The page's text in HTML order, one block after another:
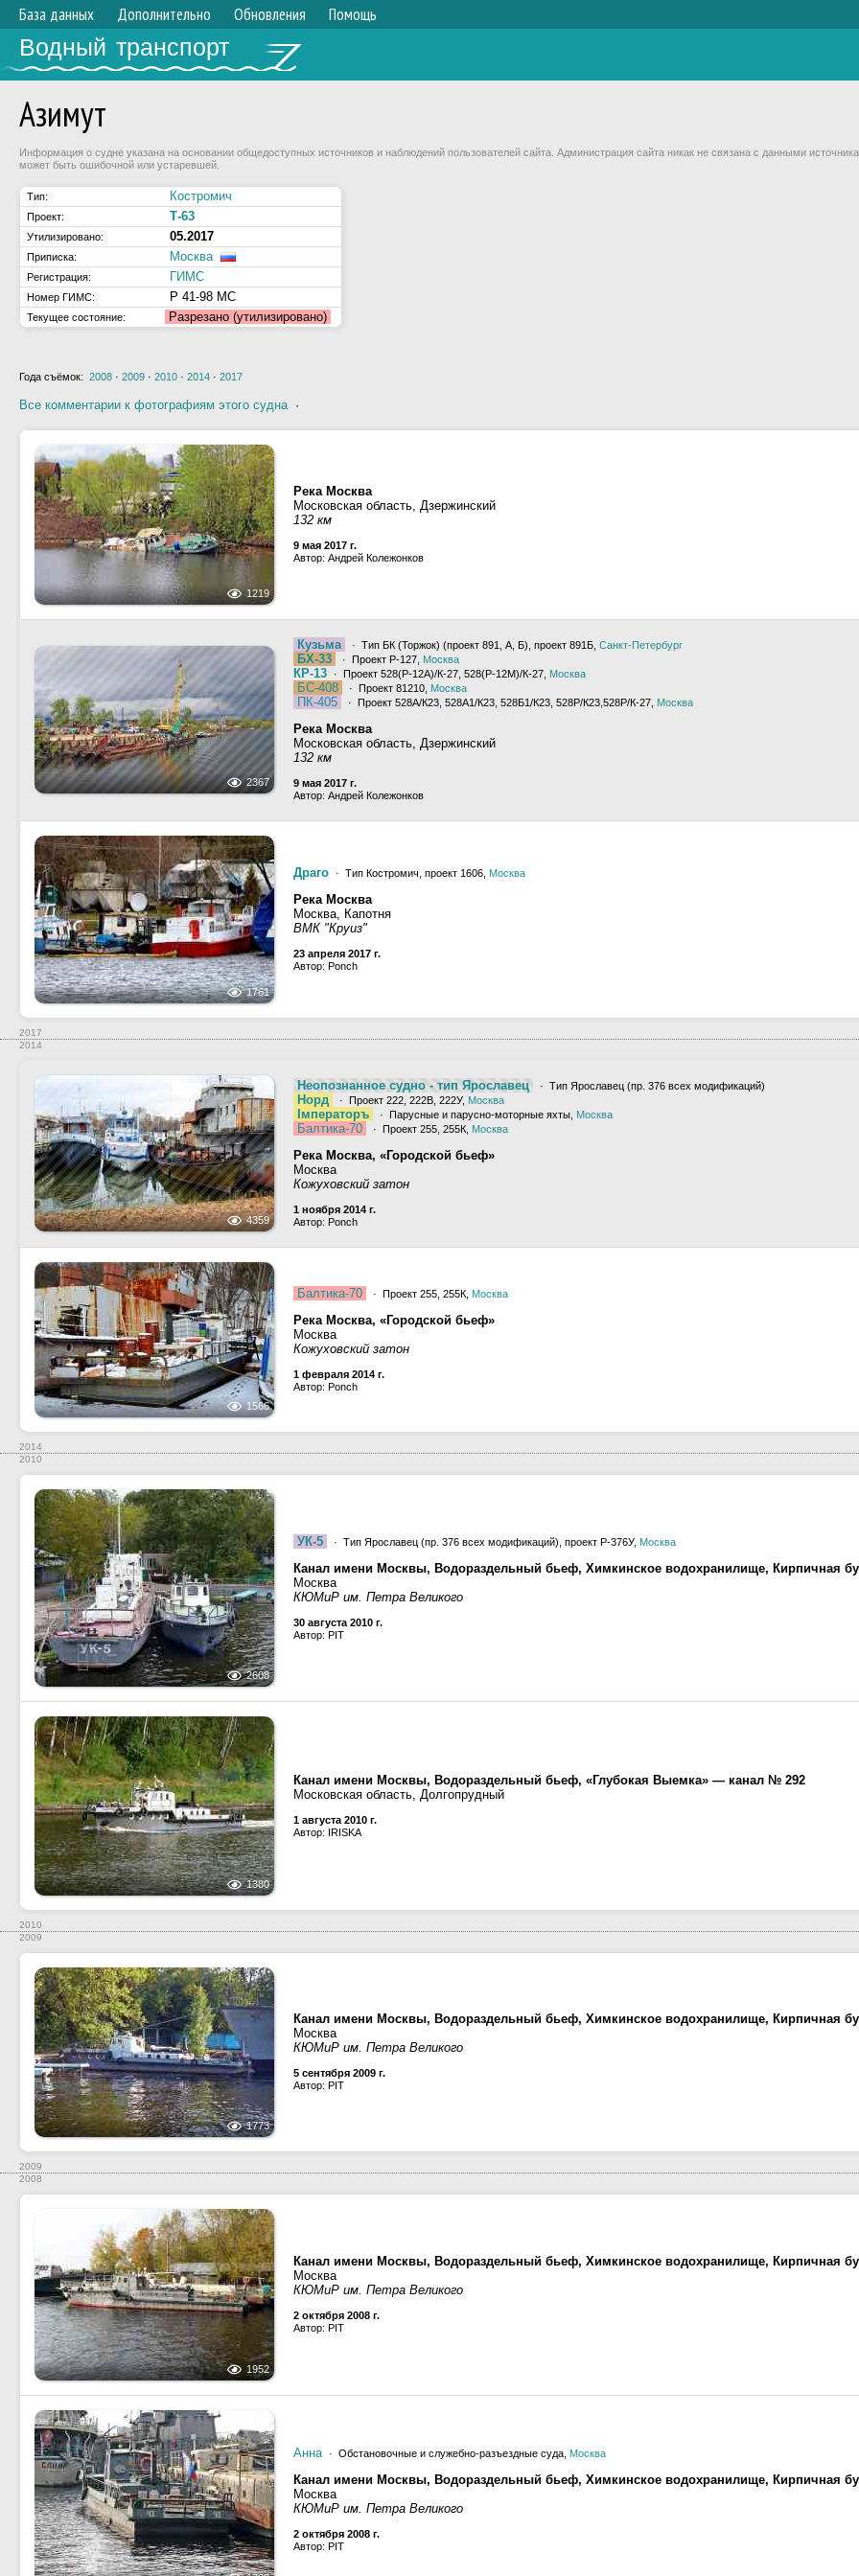
База данных Дополнительно Обновления Помощь
Водный транспорт
Азимут
Информация о судне указана на основании общедоступных источников и наблюдений пользователей сайта. Администрация сайта никак не связана с данными
может быть ошибочной или устаревшей.
Тип: Костромич
Проект: Т-63
Утилизировано: 05.2017
Приписка: Москва
Регистрация: ГИМС
Номер ГИМС: Р 41-98 МС
Текущее состояние: Разрезано (утилизировано)
Года съёмок: 2008 · 2009 · 2010 · 2014 · 2017
Все комментарии к фотографиям этого судна·
1219
Река Москва
Московская область, Дзержинский
132 км
9 мая 2017 г.
Автор: Андрей Колежонков
2367
Кузьма · Тип БК (Торжок) (проект 891, А, Б), проект 891Б, Санкт-Петербург
БХ-33 · Проект Р-127, Москва
КР-13 · Проект 528(Р-12А)/К-27, 528(Р-12М)/К-27, Москва
БС-408 · Проект 81210, Москва
ПК-405 · Проект 528А/К23, 528А1/К23, 528Б1/К23, 528Р/К23,528Р/К-27, Москва
Река Москва
Московская область, Дзержинский
132 км
9 мая 2017 г.
Автор: Андрей Колежонков
1761
Драго · Тип Костромич, проект 1606, Москва
Река Москва
Москва, Капотня
ВМК "Круиз"
23 апреля 2017 г.
Автор: Ponch
2017
2014
4359
Неопознанное судно - тип Ярославец · Тип Ярославец (пр. 376 всех модификаций)
Норд · Проект 222, 222В, 222У, Москва
Iмператоръ · Парусные и парусно-моторные яхты, Москва
Балтика-70 · Проект 255, 255К, Москва
Река Москва, «Городской бьеф»
Москва
Кожуховский затон
1 ноября 2014 г.
Автор: Ponch
1566
Балтика-70 · Проект 255, 255К, Москва
Река Москва, «Городской бьеф»
Москва
Кожуховский затон
1 февраля 2014 г.
Автор: Ponch
2014
2010
2608
УК-5 · Тип Ярославец (пр. 376 всех модификаций), проект Р-376У, Москва
Канал имени Москвы, Водораздельный бьеф, Химкинское водохранилище, Кирпичная
Москва
КЮМиР им. Петра Великого
30 августа 2010 г.
Автор: PIT
1380
Канал имени Москвы, Водораздельный бьеф, «Глубокая Выемка» — канал № 292
Московская область, Долгопрудный
1 августа 2010 г.
Автор: IRISKA
2010
2009
1773
Канал имени Москвы, Водораздельный бьеф, Химкинское водохранилище, Кирпичная
Москва
КЮМиР им. Петра Великого
5 сентября 2009 г.
Автор: PIT
2009
2008
1952
Канал имени Москвы, Водораздельный бьеф, Химкинское водохранилище, Кирпичная
Москва
КЮМиР им. Петра Великого
2 октября 2008 г.
Автор: PIT
Анна · Обстановочные и служебно-разъездные суда, Москва
Канал имени Москвы, Водораздельный бьеф, Химкинское водохранилище, Кирпичная
Москва
КЮМиР им. Петра Великого
2 октября 2008 г.
Автор: PIT